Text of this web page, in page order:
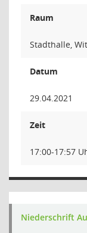
Raum
Stadthalle,
Datum
29.04.2021
Zeit
17:00-17:57
Niederschrift